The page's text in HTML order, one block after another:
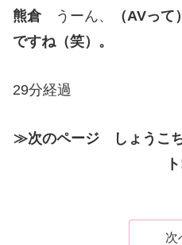
熊倉
うーん、
（AVっ
ですね（笑）。
29分経過
≫次のページ しょうこ
次